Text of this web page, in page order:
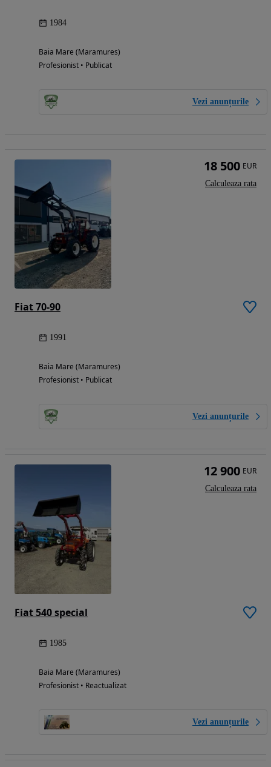
1984
Baia Mare (Maramures)
Profesionist • Publicat
Vezi anunțurile
Fiat 70-90
1991
Baia Mare (Maramures)
Profesionist • Publicat
Vezi anunțurile
18 500 EUR
Calculeaza rata
Fiat 540 special
1985
Baia Mare (Maramures)
Profesionist • Reactualizat
Vezi anunțurile
12 900 EUR
Calculeaza rata